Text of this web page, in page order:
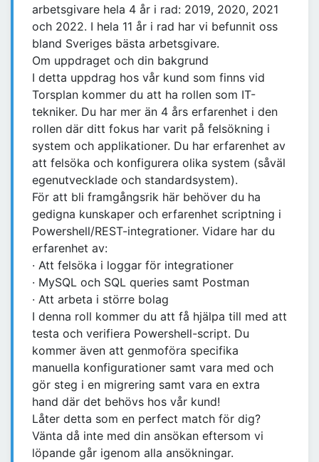
arbetsgivare hela 4 år i rad: 2019, 2020, 2021
och 2022. I hela 11 år i rad har vi befunnit oss
bland Sveriges bästa arbetsgivare.
Om uppdraget och din bakgrund
I detta uppdrag hos vår kund som finns vid
Torsplan kommer du att ha rollen som IT-
tekniker. Du har mer än 4 års erfarenhet i den
rollen där ditt fokus har varit på felsökning i
system och applikationer. Du har erfarenhet av
att felsöka och konfigurera olika system (såväl
egenutvecklade och standardsystem).
För att bli framgångsrik här behöver du ha
gedigna kunskaper och erfarenhet scriptning i
Powershell/REST-integrationer. Vidare har du
erfarenhet av:
· Att felsöka i loggar för integrationer
· MySQL och SQL queries samt Postman
· Att arbeta i större bolag
I denna roll kommer du att få hjälpa till med att
testa och verifiera Powershell-script. Du
kommer även att genmoföra specifika
manuella konfigurationer samt vara med och
gör steg i en migrering samt vara en extra
hand där det behövs hos vår kund!
Låter detta som en perfect match för dig?
Vänta då inte med din ansökan eftersom vi
löpande går igenom alla ansökningar.